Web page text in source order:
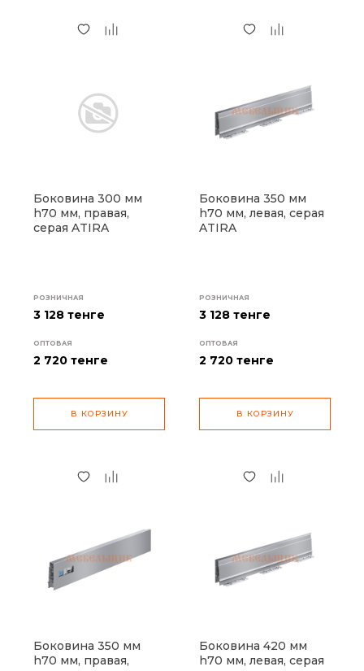
Боковина 300 мм
h70 мм, правая,
серая ATIRA
РОЗНИЧНАЯ
3 128 тенге
ОПТОВАЯ
2 720 тенге
В КОРЗИНУ
Боковина 350 мм
h70 мм, левая, серая
ATIRA
РОЗНИЧНАЯ
3 128 тенге
ОПТОВАЯ
2 720 тенге
В КОРЗИНУ
Боковина 350 мм
h70 мм, правая,
Боковина 420 мм
h70 мм, левая, серая